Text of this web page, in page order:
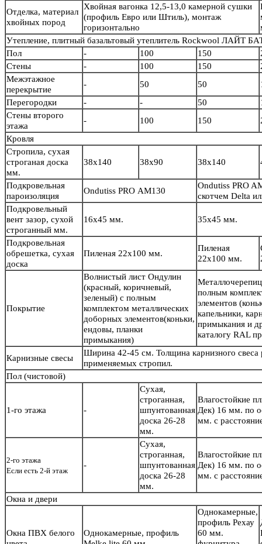
Отделка, материал
хвойных пород
Хвойная вагонка 12,5-13,0 камерной сушки
(профиль Евро или Штиль), монтаж
горизонтально
Утепление, плитный базальтовый утеплитель Rockwool ЛАЙТ
Пол
- 100 150
Стены
- 100 150
Межэтажное
перекрытие
- 50 50
Перегородки
- - 50
Стены второго
этажа
- 100 150
Кровля
Стропила, сухая
строганая доска
мм.
38х140 38х90 38х140
Подкровельная
пароизоляция
Ondutiss PRO АМ130
Ondutiss PRO
скотчем Delta
Подкровельный
вент зазор, сухой
строганный мм.
16х45 мм. 35х45 мм.
Подкровельная
обрешетка, сухая
доска
Пиленая 22х100 мм.
Пиленая
22х100 мм.
Покрытие
Волнистый лист Ондулин
(красный, коричневый,
зеленый) с полным
комплектом металлических
доборных элементов(коньки,
ендовы, планки
примыкания)
полным
элементов
капельники,
примыкания и
каталогу RAL
Карнизные свесы
Ширина 42-45 см. Толщина карнизного свеса
применяемых стропил.
Пол (чистовой)
1-го этажа -
Сухая,
строганная,
шпунтованная
доска 26-28
мм.
Влагостойкие
Дек) 16 мм. по
мм. с
2-го этажа
Если есть 2-й этаж
-
Сухая,
строганная,
шпунтованная
доска 26-28
мм.
Влагостойкие
Дек) 16 мм. по
мм. с
Окна и двери
Окна ПВХ белого
Однокамерные, профиль
Однокамерные,
профиль Рехау
60 мм.